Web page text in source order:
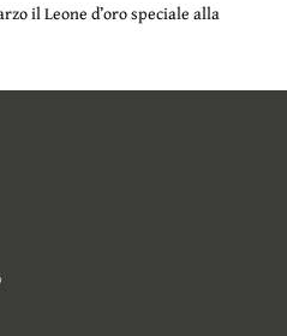
il Leone d’oro speciale alla